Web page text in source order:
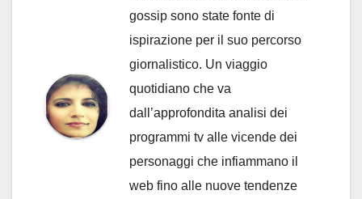
gossip sono state fonte di
ispirazione per il suo percorso
giornalistico. Un viaggio
quotidiano che va
dall’approfondita analisi dei
programmi tv alle vicende dei
personaggi che infiammano il
web fino alle nuove tendenze